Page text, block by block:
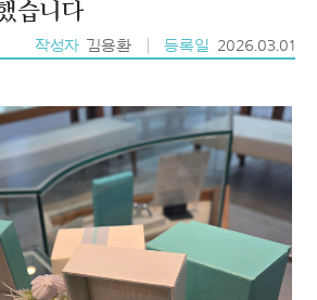
습니다
작성자 김용환 등록일 2026.03.01